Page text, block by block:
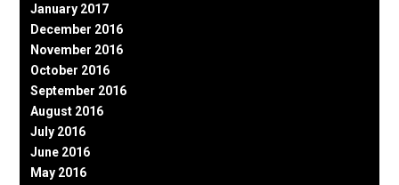
January 2017
December 2016
November 2016
October 2016
September 2016
August 2016
July 2016
June 2016
May 2016